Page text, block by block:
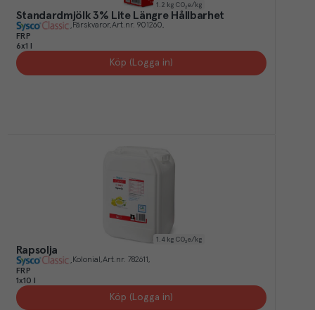
1.2 kg CO₂e/kg
Standardmjölk 3% Lite Längre Hållbarhet
Färskvaror Art.nr. 901260
FRP
6x1 l
Köp (Logga in)
1.4 kg CO₂e/kg
Rapsolja
Kolonial Art.nr. 782611
FRP
1x10 l
Köp (Logga in)